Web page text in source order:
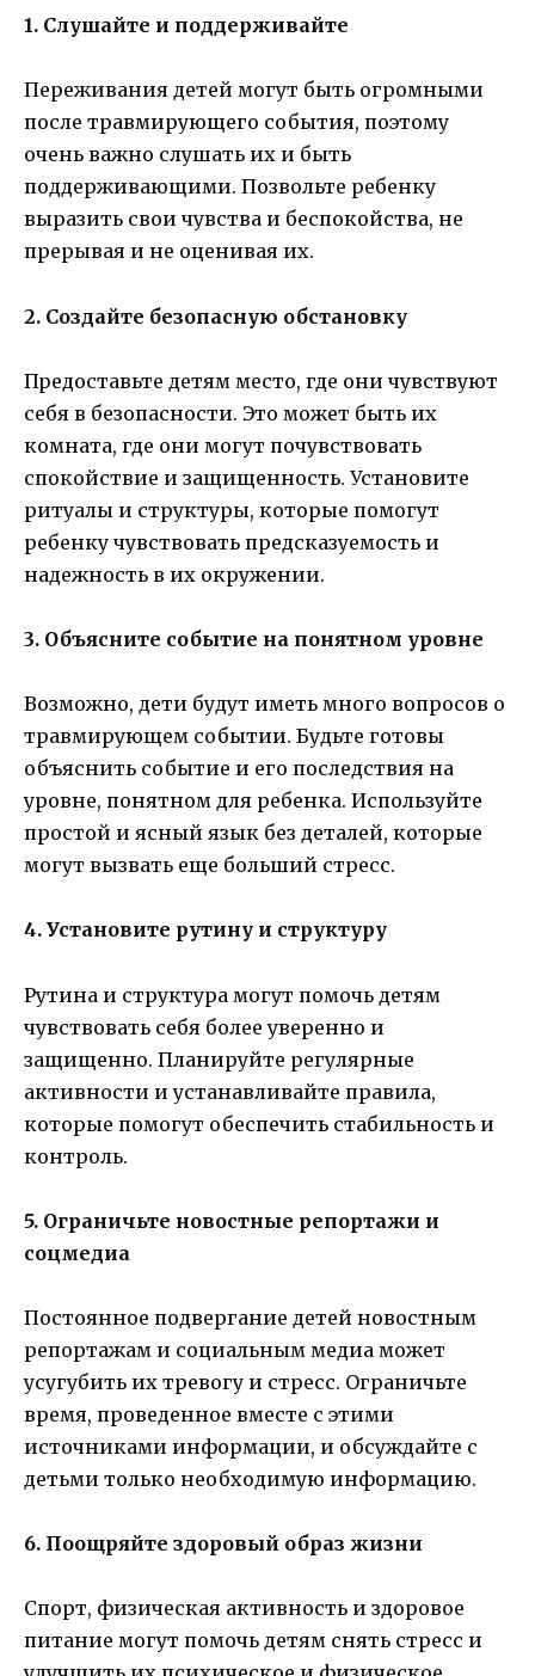
1. Слушайте и поддерживайте
Переживания детей могут быть огромными
после травмирующего события, поэтому
очень важно слушать их и быть
поддерживающими. Позвольте ребенку
выразить свои чувства и беспокойства, не
прерывая и не оценивая их.
2. Создайте безопасную обстановку
Предоставьте детям место, где они чувствуют
себя в безопасности. Это может быть их
комната, где они могут почувствовать
спокойствие и защищенность. Установите
ритуалы и структуры, которые помогут
ребенку чувствовать предсказуемость и
надежность в их окружении.
3. Объясните событие на понятном уровне
Возможно, дети будут иметь много вопросов о
травмирующем событии. Будьте готовы
объяснить событие и его последствия на
уровне, понятном для ребенка. Используйте
простой и ясный язык без деталей, которые
могут вызвать еще больший стресс.
4. Установите рутину и структуру
Рутина и структура могут помочь детям
чувствовать себя более уверенно и
защищенно. Планируйте регулярные
активности и устанавливайте правила,
которые помогут обеспечить стабильность и
контроль.
5. Ограничьте новостные репортажи и
соцмедиа
Постоянное подвергание детей новостным
репортажам и социальным медиа может
усугубить их тревогу и стресс. Ограничьте
время, проведенное вместе с этими
источниками информации, и обсуждайте с
детьми только необходимую информацию.
6. Поощряйте здоровый образ жизни
Спорт, физическая активность и здоровое
питание могут помочь детям снять стресс и